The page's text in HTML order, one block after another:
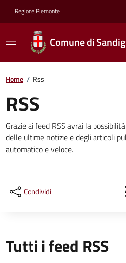
Regione Piemonte
Comune di
Home / Rss
RSS
Grazie ai feed RSS avrai la
delle ultime notizie e degli articoli
automatico e veloce.
Condividi
Tutti i feed RSS